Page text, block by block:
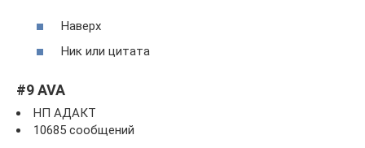
Наверх
Ник или цитата
#9 AVA
НП АДАКТ
10685 сообщений